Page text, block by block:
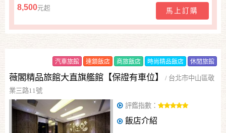
8,500元起 馬上訂購
休閒旅館
時尚精品飯店
商旅飯店
連鎖飯店
汽車旅館
薇閣精品旅館大直旗艦館【保證有車位】 / 台北市中山區敬
業三路11號
評鑑指數：
飯店介紹